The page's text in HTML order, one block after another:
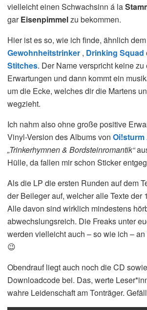
vielleicht einen Schwachsinn á la
garEisenpimmelzu bekommen.
Hier ist es so, wie ich finde, ähnlich
Gewohnheitstrinker , Drinking Squad
Stitches. Der Name verspricht keine zu
Erwartungen und dann kommt ein
um die Ecke, welches dir die Martens
wegzieht.
Ich nahm also ohne große positive
Vinyl-Version des Albums von Oi!sturm
„Trinkerhymnen & Bordsteinromantik“
Hülle, da fallen mir schon Sticker
Als die LP die ersten Runden auf dem
der Beileger auf, welcher alle Texte der
Alle davon sind wirklich mindestens
abwechslungsreich. Die Freaks unter
werden vielleicht auch – so wie ich – an
😉
Obendrauf liegt auch noch die CD
Downloadcode bei. Das, werte
wahre Leidenschaft am Tonträger.